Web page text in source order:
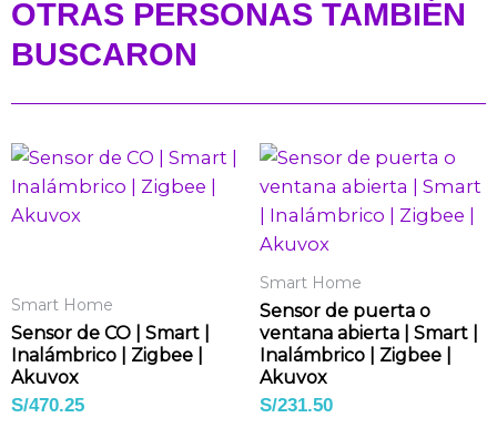
OTRAS PERSONAS TAMBIÉN
BUSCARON
Smart Home
Sensor de CO | Smart |
Inalámbrico | Zigbee |
Akuvox
S/470.25
Smart Home
Sensor de puerta o
ventana abierta | Smart |
Inalámbrico | Zigbee |
Akuvox
S/231.50